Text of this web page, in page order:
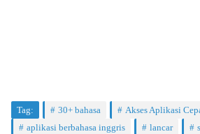
Tag: 30+ bahasa
Akses Aplikasi
aplikasi berbahasa inggris
lancar